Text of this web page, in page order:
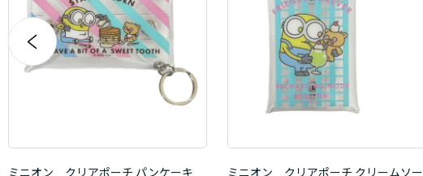
ミニオン クリアポーチ パンケーキ
ミニオン クリアポーチ クリームソー